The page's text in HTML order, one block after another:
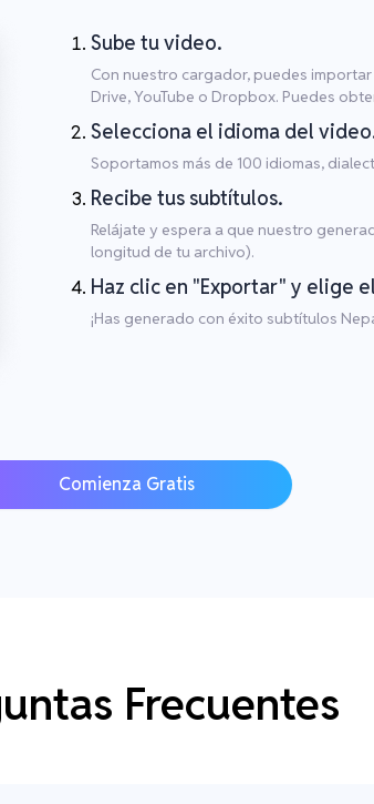
Sube tu video.
Con nuestro cargador, puedes
Drive, YouTube o Dropbox. Puedes
Selecciona el idioma del
Soportamos más de 100 idiomas,
Recibe tus subtítulos.
Relájate y espera a que nuestro
longitud de tu archivo).
Haz clic en "Exportar" y elige
¡Has generado con éxito subtítulos
Comienza Gratis
Frecuentes